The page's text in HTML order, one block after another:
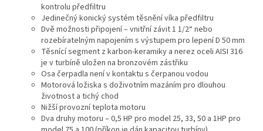
kontrolu předfiltru
Jedinečný konický systém těsnění víka předfiltru
Dvě možnosti připojení – vnitřní závit 1 1/2“ nebo
rozebíratelným napojením s výstupem pro lepení D 50 mm
Těsnící segment z karbon-keramiky a nerez oceli AISI 316
je v turbíně uložen na bronzovém zástřiku
Osa čerpadla není v kontaktu s čerpanou vodou
Motorová ložiska s doživotním mazáním pro dlouhou
životnost a tichý chod
Nižší provozní teplota motoru
Dva druhy motoru – 0,5 HP pro model 25, 33, 50 a 1HP pro